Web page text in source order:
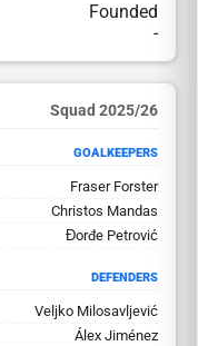
Founded
-
2025/26 Squad
GOALKEEPERS
Fraser Forster
Christos Mandas
Đorđe Petrović
DEFENDERS
Veljko Milosavljević
Álex Jiménez